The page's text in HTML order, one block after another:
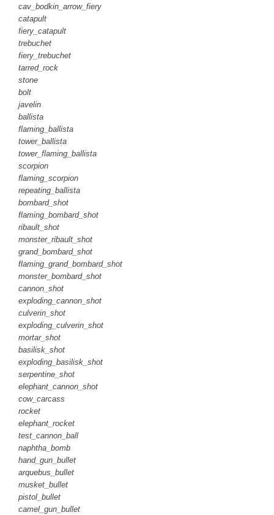
cav_bodkin_arrow_fiery
catapult
fiery_catapult
trebuchet
fiery_trebuchet
tarred_rock
stone
bolt
javelin
ballista
flaming_ballista
tower_ballista
tower_flaming_ballista
scorpion
flaming_scorpion
repeating_ballista
bombard_shot
flaming_bombard_shot
ribault_shot
monster_ribault_shot
grand_bombard_shot
flaming_grand_bombard_shot
monster_bombard_shot
cannon_shot
exploding_cannon_shot
culverin_shot
exploding_culverin_shot
mortar_shot
basilisk_shot
exploding_basilisk_shot
serpentine_shot
elephant_cannon_shot
cow_carcass
rocket
elephant_rocket
test_cannon_ball
naphtha_bomb
hand_gun_bullet
arquebus_bullet
musket_bullet
pistol_bullet
camel_gun_bullet